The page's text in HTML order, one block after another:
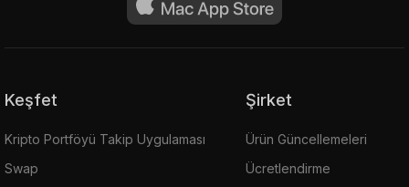
Keşfet
Kripto Portföyü Takip Uygulaması
Swap
Şirket
Ürün Güncellemeleri
Ücretlendirme